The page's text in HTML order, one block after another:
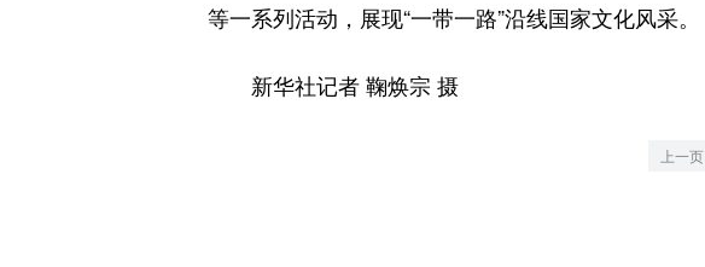
等一系列活动，展现“一带一路”沿线国家文化风采。
新华社记者 鞠焕宗 摄
上一页